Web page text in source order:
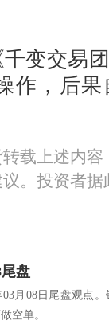
交易团
作，后果
载上述内
。投资者
盘
月08日尾盘观点
空单。...